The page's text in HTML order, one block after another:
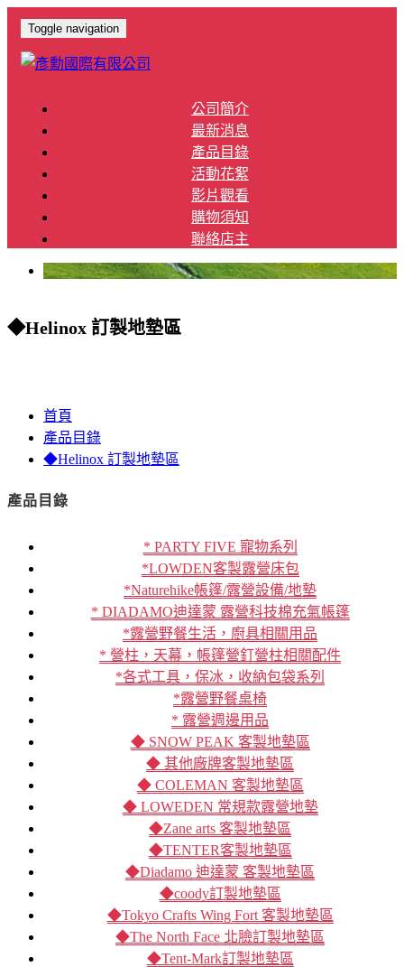
Toggle navigation
公司簡介
最新消息
產品目錄
活動花絮
影片觀看
購物須知
聯絡店主
◆Helinox 訂製地墊區
首頁
產品目錄
◆Helinox 訂製地墊區
產品目錄
* PARTY FIVE 寵物系列
*LOWDEN客製露營床包
*Naturehike帳篷/露營設備/地墊
* DIADAMO迪達蒙 露營科技棉充氣帳篷
*露營野餐生活，廚具相關用品
* 營柱，天幕，帳篷營釘營柱相關配件
*各式工具，保冰，收納包袋系列
*露營野餐桌椅
* 露營週邊用品
◆ SNOW PEAK 客製地墊區
◆ 其他廠牌客製地墊區
◆ COLEMAN 客製地墊區
◆ LOWEDEN 常規款露營地墊
◆Zane arts 客製地墊區
◆TENTER客製地墊區
◆Diadamo 迪達蒙 客製地墊區
◆coody訂製地墊區
◆Tokyo Crafts Wing Fort 客製地墊區
◆The North Face 北臉訂製地墊區
◆Tent-Mark訂製地墊區